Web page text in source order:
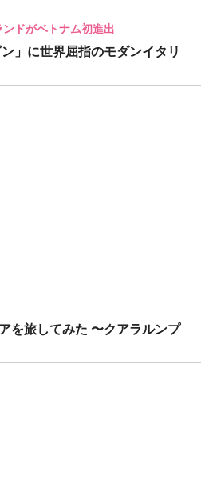
ドがベトナム初進出
」に世界屈指のモダンイタリ
を旅してみた 〜クアラルンプ